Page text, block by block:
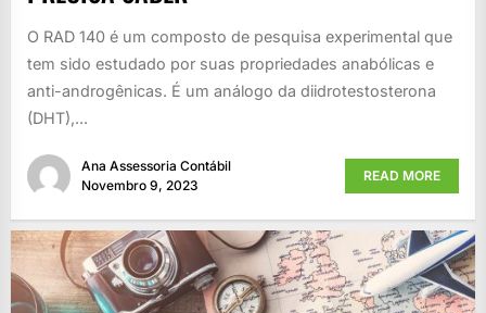
O RAD 140 é um composto de pesquisa experimental que
tem sido estudado por suas propriedades anabólicas e
anti-androgênicas. É um análogo da diidrotestosterona
(DHT),...
Ana Assessoria Contábil
Novembro 9, 2023
READ MORE